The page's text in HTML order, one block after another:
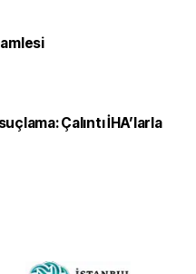
Çalıntı İHA’larla